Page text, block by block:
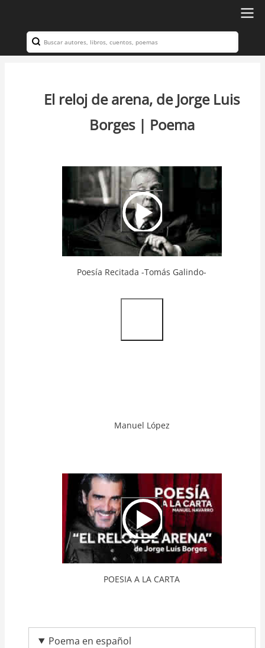
contenido
principal
Navegación
Search
El reloj de arena, de Jorge Luis
Borges | Poema
Video
Url
Poesía Recitada -Tomás Galindo-
Url
Manuel López
Video
Url
POESIA A LA CARTA
Poema en español